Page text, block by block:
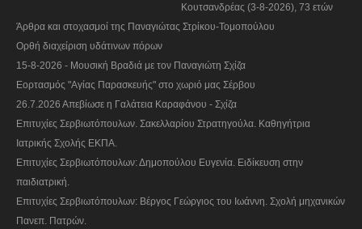
Κουτσανδρέας (3-8-2026), 73 ετών
Άρθρα και στοχασμοί της Παναγιώτας Στρίκου-Τομοπούλου
Ορθή διαχείριση υδάτινων πόρων
15-8-2026 - Μουσική Βραδιά με τον Παναγιώτη Σχίζα
Εορτασμός "Αγίας Παρασκευής" στο χωριό μας Σέρβου
26.7.2026 Απεβίωσε η Γαλάτεια Καραφάνου - Σχίζα
Επιτυχίες Σερβιωτόπουλων. Σακελλαρίου Στρατηγούλα. Καθηγήτρια
Ιατρικής Σχολής ΕΚΠΑ.
Επιτυχίες Σερβιωτόπουλων: Δημοπούλου Ευγενία. Ειδίκευση στην
παιδιατρική.
Επιτυχίες Σερβιωτόπουλων: Βέργος Γεώργιος του Ιωάννη. Σχολή μηχανικών
Πανεπ. Πατρών.